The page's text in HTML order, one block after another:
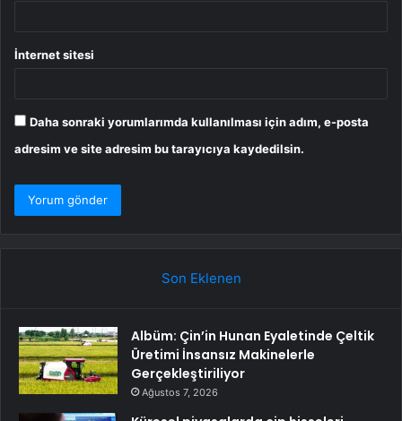
İnternet sitesi
Daha sonraki yorumlarımda kullanılması için adım, e-posta
adresim ve site adresim bu tarayıcıya kaydedilsin.
Son Eklenen
Albüm: Çin’in Hunan Eyaletinde Çeltik
Üretimi İnsansız Makinelerle
Gerçekleştiriliyor
Ağustos 7, 2026